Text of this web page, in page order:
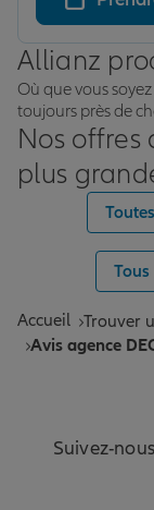
Allianz
Où que vous
toujours près de
Nos offres
plus
Accueil Trouver
Avis agence
Suivez-nous